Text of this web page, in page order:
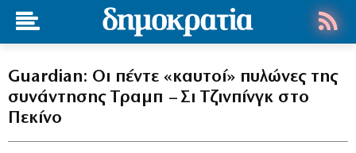
Guardian: Οι πέντε «καυτοί» πυλώνες της
συνάντησης Τραμπ – Σι Τζινπίνγκ στο
Πεκίνο